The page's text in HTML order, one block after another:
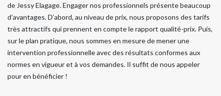
de Jessy Elagage. Engager nos professionnels présente beaucoup
d’avantages. D’abord, au niveau de prix, nous proposons des tarifs
très attractifs qui prennent en compte le rapport qualité-prix. Puis,
sur le plan pratique, nous sommes en mesure de mener une
intervention professionnelle avec des résultats conformes aux
normes en vigueur et à vos demandes. Il suffit de nous appeler
pour en bénéficier !